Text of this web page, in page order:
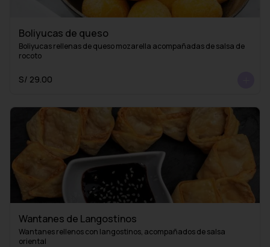
Boliyucas de queso
Boliyucas rellenas de queso mozarella acompañadas de salsa de
rocoto
S/ 29.00
Wantanes de Langostinos
Wantanes rellenos con langostinos, acompañados de salsa
oriental